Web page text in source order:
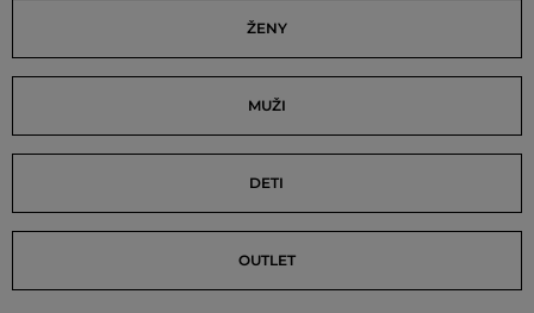
ŽENY
MUŽI
DETI
OUTLET